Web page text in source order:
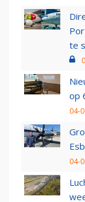
te
op
04-
04-